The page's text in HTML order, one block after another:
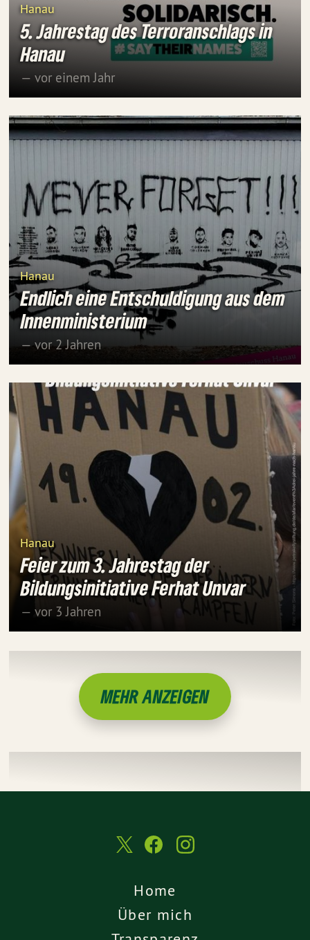
Hanau
5. Jahrestag des Terroranschlags in
Hanau
— vor einem Jahr
Hanau
Endlich eine Entschuldigung aus dem
Innenministerium
— vor 2 Jahren
Hanau
Feier zum 3. Jahrestag der
Bildungsinitiative Ferhat Unvar
— vor 3 Jahren
MEHR ANZEIGEN
Home
Über mich